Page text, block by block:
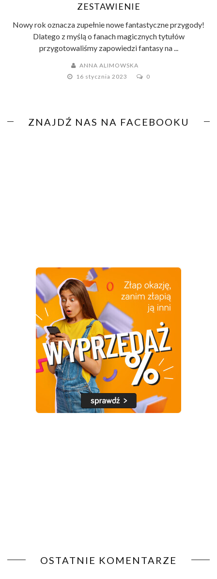
ZESTAWIENIE
Nowy rok oznacza zupełnie nowe fantastyczne przygody!
Dlatego z myślą o fanach magicznych tytułów
przygotowaliśmy zapowiedzi fantasy na ...
ANNA ALIMOWSKA
16 stycznia 2023
0
ZNAJDŹ NAS NA FACEBOOKU
OSTATNIE KOMENTARZE